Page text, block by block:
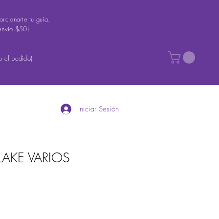
tu guía.
$50)
el pedido)
Iniciar Sesión
VARIOS